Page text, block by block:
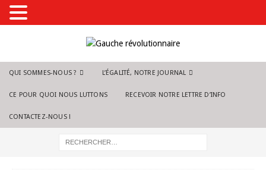
QUI SOMMES-NOUS ? L’ÉGALITÉ, NOTRE JOURNAL
CE POUR QUOI NOUS LUTTONS RECEVOIR NOTRE LETTRE D’INFO
CONTACTEZ-NOUS !